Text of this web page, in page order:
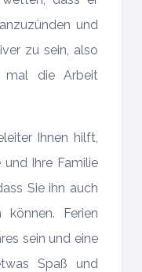
und
zu sein, also
mal die Arbeit
Ihnen hilft,
Ihre Familie
Sie ihn auch
Ferien
sein und eine
Spaß und